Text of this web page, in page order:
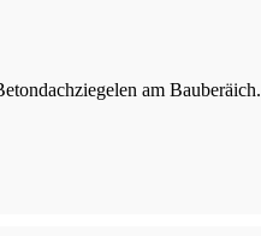
am Bauberäich.